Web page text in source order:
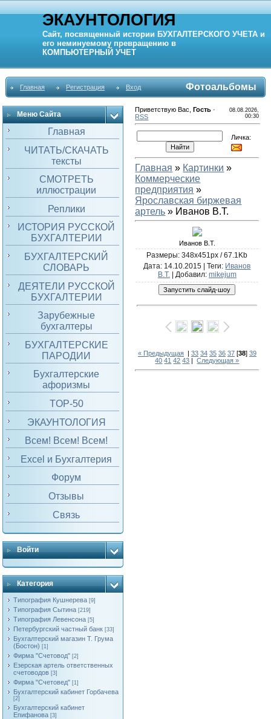
ЭКАУНТОЛОГИЯ
Сайт, посвященный истории БУХГАЛТЕРСКОГО УЧЕТА и
его неминуемому превращению в
КОМПЬЮТЕРНЫЙ УЧЕТ
Главная Регистрация Вход Фотоальбомы
Меню Сайта
Главная
ЧИТАТЬ/СКАЧАТЬ
тексты
СМОТРЕТЬ
иллюстрации
Реплики
ИСТОРИЯ РУССКОЙ
БУХГАЛТЕРИИ
БУХГАЛТЕРСКИЙ
СЛОВАРЬ
ДЕЯТЕЛИ РУССКОЙ
БУХГАЛТЕРИИ
Зарубежные
бухгалтеры
БУХГАЛТЕРСКИЕ
ПАРОДИИ
Бухгалтерские
афоризмы
TOP-50
ЭКАУНТОЛОГИЯ
Всем! Всем! Всем!
Excel и Бухгалтерия
Форум
Отзывы
Связь
Войти
Категория
Типография Кушнерева [9]
Типография Сытина [219]
Типография Левенсона [5]
Петербургский частный банк [33]
Бухгалтерский магазин Т. Грума
(Бостон) [1]
Фирма "Счетовод" [2]
Езерская артель ответственных
счетоводов [3]
Фирма "Счетовед" [1]
Бухгалтерский кабинет Горбачева
[2]
Бухгалтерский кабинет
Епифанова [3]
Приветствую Вас ,Гость ·
RSS
08.08.2026,
00:30
Личка:
Главная » Картинки »
Коммерческие
предприятия »
Яроcлавская биржевая
артель » Иванов В.Т.
Иванов В.Т.
Размеры: 348x451px / 67.1Kb
Дата: 14.10.2015 |Теги: Иванов
В.Т.| Добавил: mikejum
« Предыдущая| 33 34 35 36 37[38] 39
40 41 42 43 |Следующая »